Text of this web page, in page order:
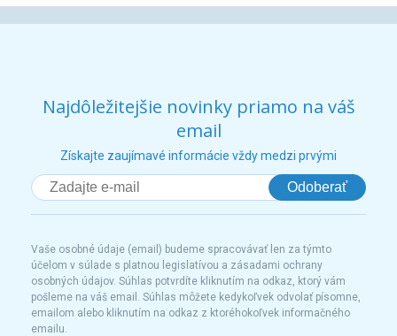
Najdôležitejšie novinky priamo na váš
email
Získajte zaujímavé informácie vždy medzi prvými
Odoberať
Vaše osobné údaje (email) budeme spracovávať len za týmto
účelom v súlade s platnou legislatívou a zásadami ochrany
osobných údajov. Súhlas potvrdíte kliknutím na odkaz, ktorý vám
pošleme na váš email. Súhlas môžete kedykoľvek odvolať písomne,
emailom alebo kliknutím na odkaz z ktoréhokoľvek informačného
emailu.